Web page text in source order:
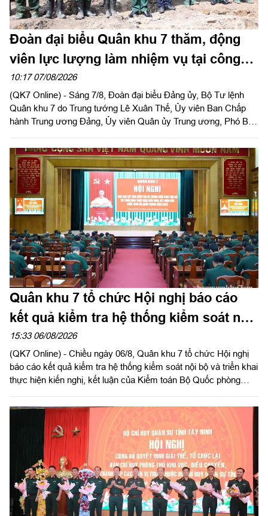
Đoàn đại biểu Quân khu 7 thăm, động
viên lực lượng làm nhiệm vụ tại công
viên Lê Thị Riêng
10:17 07/08/2026
(QK7 Online) - Sáng 7/8, Đoàn đại biểu Đảng ủy, Bộ Tư lệnh
Quân khu 7 do Trung tướng Lê Xuân Thế, Ủy viên Ban Chấp
hành Trung ương Đảng, Ủy viên Quân ủy Trung ương, Phó Bí
hoa, dâng hương tưởng niệm cố Tổng Bí thư Trần Phú, các anh
hùng liệt sĩ và thăm, động viên lực lượng đang làm nhiệm vụ tại
công viên Lê Thị Riêng, Thành phố Hồ Chí Minh.
Quân khu 7 tổ chức Hội nghị báo cáo
kết quả kiểm tra hệ thống kiểm soát nội
bộ
15:33 06/08/2026
(QK7 Online) - Chiều ngày 06/8, Quân khu 7 tổ chức Hội nghị
báo cáo kết quả kiểm tra hệ thống kiểm soát nội bộ và triển khai
thực hiện kiến nghị, kết luận của Kiểm toán Bộ Quốc phòng
viên Ban Chấp hành Trung ương Đảng, Ủy viên Quân ủy Trung
ương, Phó Bí thư Đảng ủy, Tư lệnh Quân khu chủ trì hội nghị.